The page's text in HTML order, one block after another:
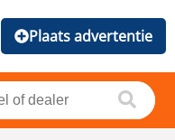
Plaats advertentie